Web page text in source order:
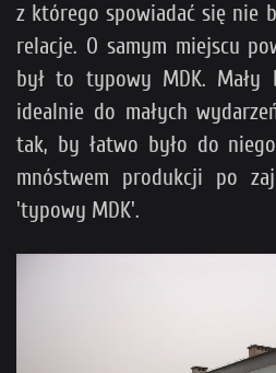
z którego spowiadać się nie
relacje. O samym miejscu
był to typowy MDK. Mały
idealnie do małych
tak, by łatwo było do
mnóstwem produkcji po
'typowy MDK'.